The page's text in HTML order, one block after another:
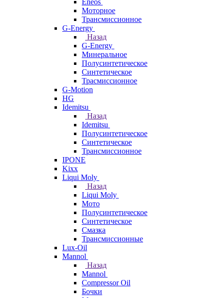
Eneos
Моторное
Трансмиссионное
G-Energy
Назад
G-Energy
Минеральное
Полусинтетическое
Синтетическое
Трасмиссионное
G-Motion
HG
Idemitsu
Назад
Idemitsu
Полусинтетическое
Синтетическое
Трансмиссионное
IPONE
Kixx
Liqui Moly
Назад
Liqui Moly
Мото
Полусинтетическое
Синтетическое
Смазка
Трансмиссионные
Lux-Oil
Mannol
Назад
Mannol
Compressor Oil
Бочки